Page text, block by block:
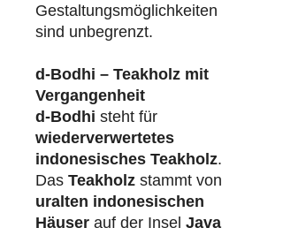
Gestaltungsmöglichkeiten
sind unbegrenzt.
d-Bodhi – Teakholz mit
Vergangenheit
d-Bodhi steht für
wiederverwertetes
indonesisches Teakholz.
Das Teakholz stammt von
uralten indonesischen
Häuser auf der Insel Java